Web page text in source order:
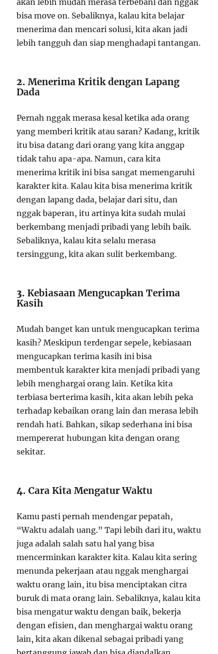
akan lebih mudah merasa terbebani dan nggak
bisa move on. Sebaliknya, kalau kita belajar
menerima dan mencari solusi, kita akan jadi
lebih tangguh dan siap menghadapi tantangan.
2.Menerima Kritik dengan Lapang
Dada
Pernah nggak merasa kesal ketika ada orang
yang memberi kritik atau saran? Kadang, kritik
itu bisa datang dari orang yang kita anggap
tidak tahu apa-apa. Namun, cara kita
menerima kritik ini bisa sangat memengaruhi
karakter kita. Kalau kita bisa menerima kritik
dengan lapang dada, belajar dari situ, dan
nggak baperan, itu artinya kita sudah mulai
berkembang menjadi pribadi yang lebih baik.
Sebaliknya, kalau kita selalu merasa
tersinggung, kita akan sulit berkembang.
3.Kebiasaan Mengucapkan Terima
Kasih
Mudah banget kan untuk mengucapkan terima
kasih? Meskipun terdengar sepele, kebiasaan
mengucapkan terima kasih ini bisa
membentuk karakter kita menjadi pribadi yang
lebih menghargai orang lain. Ketika kita
terbiasa berterima kasih, kita akan lebih peka
terhadap kebaikan orang lain dan merasa lebih
rendah hati. Bahkan, sikap sederhana ini bisa
mempererat hubungan kita dengan orang
sekitar.
4.Cara Kita Mengatur Waktu
Kamu pasti pernah mendengar pepatah,
“Waktu adalah uang.” Tapi lebih dari itu, waktu
juga adalah salah satu hal yang bisa
mencerminkan karakter kita. Kalau kita sering
menunda pekerjaan atau nggak menghargai
waktu orang lain, itu bisa menciptakan citra
buruk di mata orang lain. Sebaliknya, kalau kita
bisa mengatur waktu dengan baik, bekerja
dengan efisien, dan menghargai waktu orang
lain, kita akan dikenal sebagai pribadi yang